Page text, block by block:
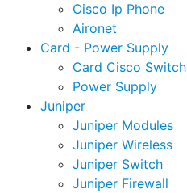
Cisco Ip Phone
Aironet
Card - Power Supply
Card Cisco Switch
Power Supply
Juniper
Juniper Modules
Juniper Wireless
Juniper Switch
Juniper Firewall